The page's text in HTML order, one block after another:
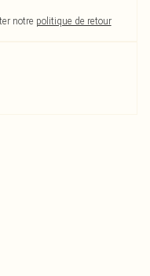
notre politique de retour